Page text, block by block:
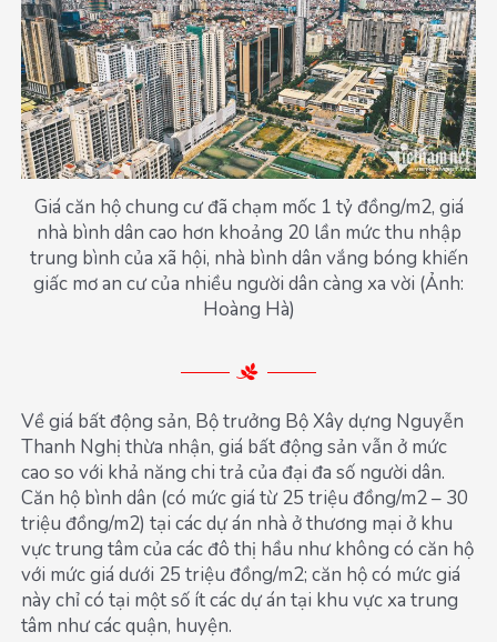
Giá căn hộ chung cư đã chạm mốc 1 tỷ đồng/m2, giá
nhà bình dân cao hơn khoảng 20 lần mức thu nhập
trung bình của xã hội, nhà bình dân vắng bóng khiến
giấc mơ an cư của nhiều người dân càng xa vời (Ảnh:
Hoàng Hà)
Về giá bất động sản, Bộ trưởng Bộ Xây dựng Nguyễn
Thanh Nghị thừa nhận, giá bất động sản vẫn ở mức
cao so với khả năng chi trả của đại đa số người dân.
Căn hộ bình dân (có mức giá từ 25 triệu đồng/m2 – 30
triệu đồng/m2) tại các dự án nhà ở thương mại ở khu
vực trung tâm của các đô thị hầu như không có căn hộ
với mức giá dưới 25 triệu đồng/m2; căn hộ có mức giá
này chỉ có tại một số ít các dự án tại khu vực xa trung
tâm như các quận, huyện.